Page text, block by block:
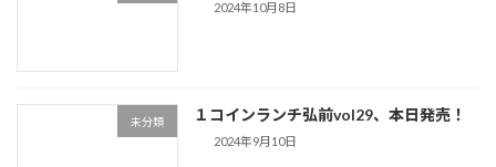
2024年10月8日
未分類 １コインランチ弘前vol29、本日発売！
2024年9月10日